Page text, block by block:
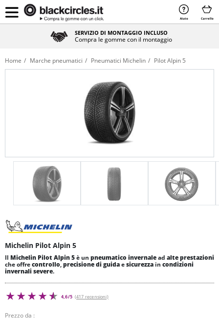
Aiuto Carrello
SERVIZIO DI MONTAGGIO INCLUSO
Compra le gomme con il montaggio
Home Marche pneumatici Pneumatici Michelin Pilot Alpin 5
Michelin Pilot Alpin 5
Il Michelin Pilot Alpin 5è un pneumatico invernalead alte prestazioni
che offrecontrollo,precisione di guidaesicurezza in condizioni
invernali severe.
4,6/5 (417 recensioni)
Prezzo da :